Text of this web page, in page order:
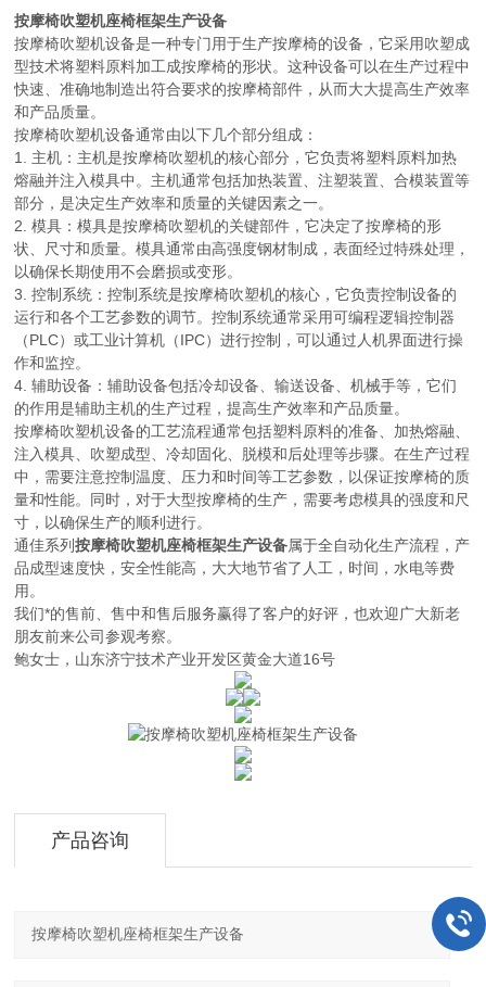
按摩椅吹塑机座椅框架生产设备
按摩椅吹塑机设备是一种专门用于生产按摩椅的设备，它采用吹塑成
型技术将塑料原料加工成按摩椅的形状。这种设备可以在生产过程中
快速、准确地制造出符合要求的按摩椅部件，从而大大提高生产效率
和产品质量。
按摩椅吹塑机设备通常由以下几个部分组成：
1. 主机：主机是按摩椅吹塑机的核心部分，它负责将塑料原料加热
熔融并注入模具中。主机通常包括加热装置、注塑装置、合模装置等
部分，是决定生产效率和质量的关键因素之一。
2. 模具：模具是按摩椅吹塑机的关键部件，它决定了按摩椅的形
状、尺寸和质量。模具通常由高强度钢材制成，表面经过特殊处理，
以确保长期使用不会磨损或变形。
3. 控制系统：控制系统是按摩椅吹塑机的核心，它负责控制设备的
运行和各个工艺参数的调节。控制系统通常采用可编程逻辑控制器
（PLC）或工业计算机（IPC）进行控制，可以通过人机界面进行操
作和监控。
4. 辅助设备：辅助设备包括冷却设备、输送设备、机械手等，它们
的作用是辅助主机的生产过程，提高生产效率和产品质量。
按摩椅吹塑机设备的工艺流程通常包括塑料原料的准备、加热熔融、
注入模具、吹塑成型、冷却固化、脱模和后处理等步骤。在生产过程
中，需要注意控制温度、压力和时间等工艺参数，以保证按摩椅的质
量和性能。同时，对于大型按摩椅的生产，需要考虑模具的强度和尺
寸，以确保生产的顺利进行。
通佳系列按摩椅吹塑机座椅框架生产设备属于全自动化生产流程，产
品成型速度快，安全性能高，大大地节省了人工，时间，水电等费
用。
我们*的售前、售中和售后服务赢得了客户的好评，也欢迎广大新老
朋友前来公司参观考察。
鲍女士，山东济宁技术产业开发区黄金大道16号
产品咨询